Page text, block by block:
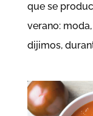
que se
verano:
dijimos,